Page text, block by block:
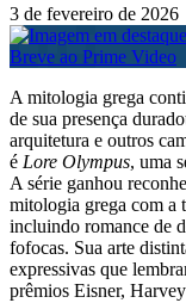
3 de fevereiro de 2026
A mitologia grega
de sua presença
arquitetura e outros
é Lore Olympus, uma
A série ganhou
mitologia grega com a
incluindo romance de
fofocas. Sua arte
expressivas que
prêmios Eisner,